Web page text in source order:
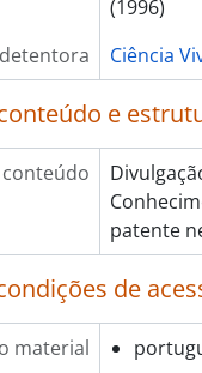
[Item] Dia Nacional
[Item] 3.ª edição do
[Item] Férias com
[Item] 27.ª edição -
[Item] Prémio
[Item] Dia da
[Item] Dia da
[Item] 3.ª edição do
[Item] Livro "Mulheres
[Item] Livro "Mulheres
[Item] Semana
(1996)
Ciência
e
patente
de
material